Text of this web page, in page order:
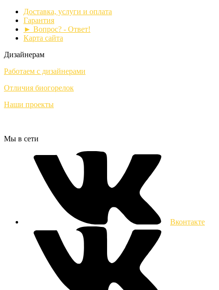
Доставка, услуги и оплата
Гарантия
► Вопрос? - Ответ!
Карта сайта
Дизайнерам
Работаем с дизайнерами
Отличия биогорелок
Наши проекты
Мы в сети
Вконтакте